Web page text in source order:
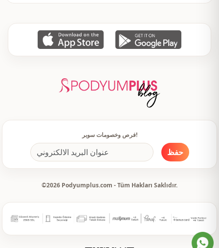
فرص وخصومات سوبر!
حفظ
©2026 Podyumplus.com - Tüm Hakları Saklıdır.